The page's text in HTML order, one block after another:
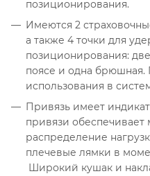
позиционирования.
Имеются 2
а также 4 точки для
позиционирования:
поясе и одна брюшная.
использования в
Привязь имеет
привязи обеспечивает
распределение
плечевые лямки в
Широкий кушак и